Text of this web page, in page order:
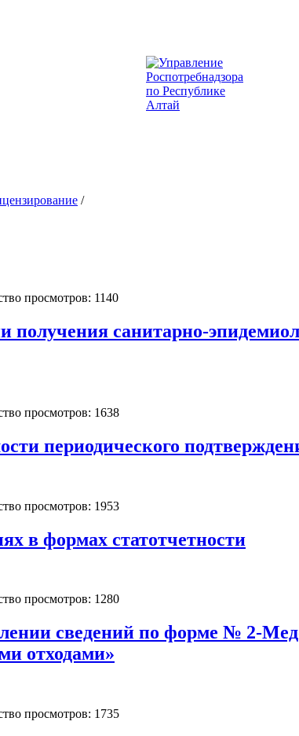
/
просмотров: 1140
получения санитарно-
просмотров: 1638
периодического
просмотров: 1953
в формах статотчетности
просмотров: 1280
сведений по форме № 2-
отходами»
просмотров: 1735